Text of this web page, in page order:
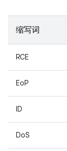
缩写词
RCE
EoP
ID
DoS